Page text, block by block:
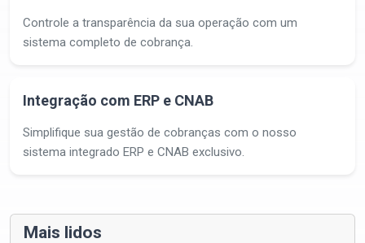
Controle a transparência da sua operação com um
sistema completo de cobrança.
Integração com ERP e CNAB
Simplifique sua gestão de cobranças com o nosso
sistema integrado ERP e CNAB exclusivo.
Mais lidos